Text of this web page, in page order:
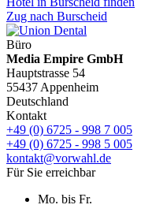
Zug nach Burscheid
Büro
Media Empire GmbH
Hauptstrasse 54
55437 Appenheim
Deutschland
Kontakt
+49 (0) 6725 - 998 7 005
+49 (0) 6725 - 998 5 005
kontakt@vorwahl.de
Für Sie erreichbar
Mo. bis Fr.